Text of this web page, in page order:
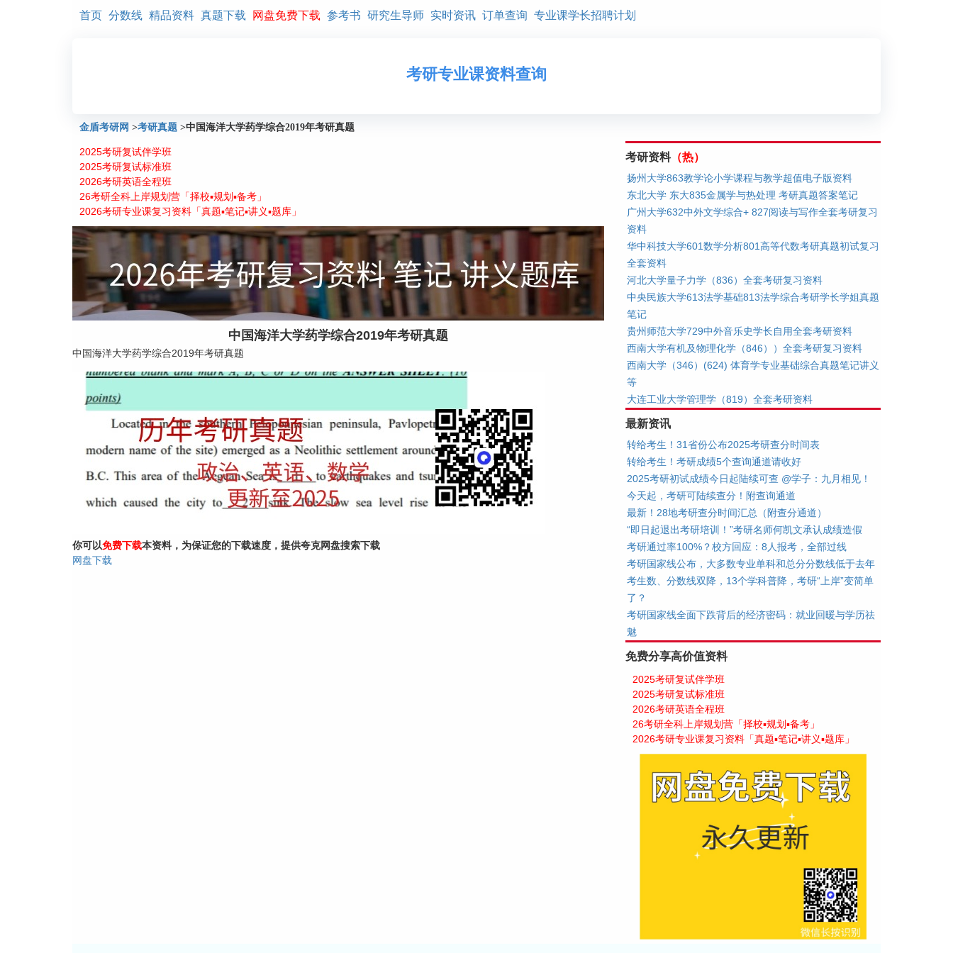
首页 分数线 精品资料 真题下载 网盘免费下载 参考书 研究生导师 实时资讯 订单查询 专业课学长招聘计划
考研专业课资料查询
金盾考研网 >考研真题 >中国海洋大学药学综合2019年考研真题
2025考研复试伴学班
2025考研复试标准班
2026考研英语全程班
26考研全科上岸规划营「择校▪规划▪备考」
2026考研专业课复习资料「真题▪笔记▪讲义▪题库」
中国海洋大学药学综合2019年考研真题
中国海洋大学药学综合2019年考研真题
你可以免费下载本资料，为保证您的下载速度，提供夸克网盘搜索下载
网盘下载
考研资料（热）
扬州大学863教学论小学课程与教学超值电子版资料
东北大学 东大835金属学与热处理 考研真题答案笔记
广州大学632中外文学综合+ 827阅读与写作全套考研复习
资料
华中科技大学601数学分析801高等代数考研真题初试复习
全套资料
河北大学量子力学（836）全套考研复习资料
中央民族大学613法学基础813法学综合考研学长学姐真题
笔记
贵州师范大学729中外音乐史学长自用全套考研资料
西南大学有机及物理化学（846））全套考研复习资料
西南大学（346）(624) 体育学专业基础综合真题笔记讲义
等
大连工业大学管理学（819）全套考研资料
最新资讯
转给考生！31省份公布2025考研查分时间表
转给考生！考研成绩5个查询通道请收好
2025考研初试成绩今日起陆续可查 @学子：九月相见！
今天起，考研可陆续查分！附查询通道
最新！28地考研查分时间汇总（附查分通道）
“即日起退出考研培训！”考研名师何凯文承认成绩造假
考研通过率100%？校方回应：8人报考，全部过线
考研国家线公布，大多数专业单科和总分分数线低于去年
考生数、分数线双降，13个学科普降，考研“上岸”变简单
了？
考研国家线全面下跌背后的经济密码：就业回暖与学历祛
魅
免费分享高价值资料
2025考研复试伴学班
2025考研复试标准班
2026考研英语全程班
26考研全科上岸规划营「择校▪规划▪备考」
2026考研专业课复习资料「真题▪笔记▪讲义▪题库」